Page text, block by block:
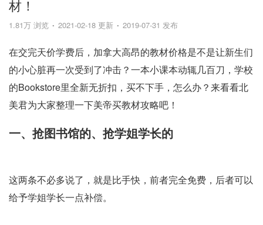
材！
1.81万 浏览 2021-02-18 更新 2019-07-31 发布
在交完天价学费后，加拿大高昂的教材价格是不是让新生们
的小心脏再一次受到了冲击？一本小课本动辄几百刀，学校
的Bookstore里全新无折扣，买不下手，怎么办？来看看北
美君为大家整理一下美帝买教材攻略吧！
一、抢图书馆的、抢学姐学长的
这两条不必多说了，就是比手快，前者完全免费，后者可以
给予学姐学长一点补偿。